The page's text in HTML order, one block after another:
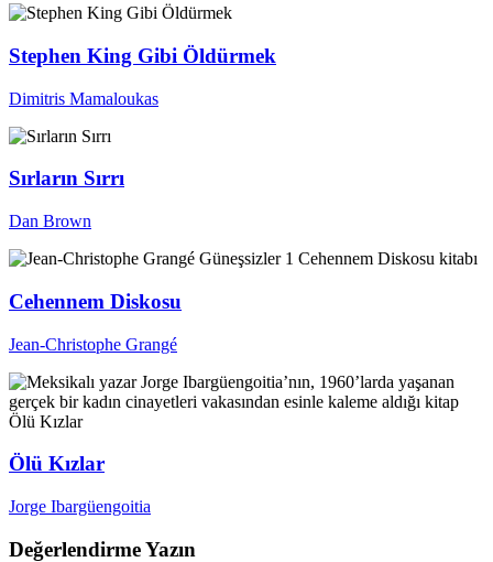
Stephen King Gibi Öldürmek
Dimitris Mamaloukas
Sırların Sırrı
Dan Brown
Cehennem Diskosu
Jean-Christophe Grangé
Ölü Kızlar
Jorge Ibargüengoitia
Değerlendirme Yazın